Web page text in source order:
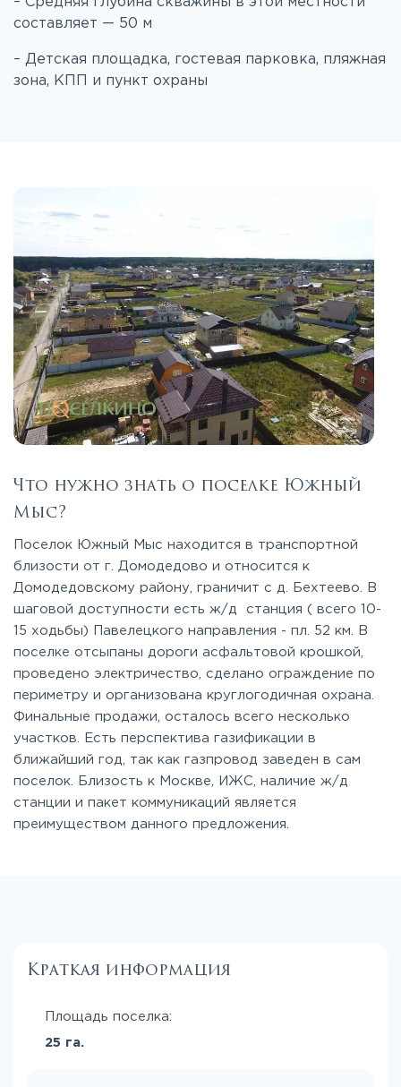
составляет — 50 м
– Детская площадка, гостевая парковка, пляжная
зона, КПП и пункт охраны
Что нужно знать о поселке Южный
Мыс?
Поселок Южный Мыс находится в транспортной
близости от г. Домодедово и относится к
Домодедовскому району, граничит с д. Бехтеево. В
шаговой доступности есть ж/д станция ( всего 10-
15 ходьбы) Павелецкого направления - пл. 52 км. В
поселке отсыпаны дороги асфальтовой крошкой,
проведено электричество, сделано ограждение по
периметру и организована круглогодичная охрана.
Финальные продажи, осталось всего несколько
участков. Есть перспектива газификации в
ближайший год, так как газпровод заведен в сам
поселок. Близость к Москве, ИЖС, наличие ж/д
станции и пакет коммуникаций является
преимуществом данного предложения.
Краткая информация
Площадь поселка:
25 га.